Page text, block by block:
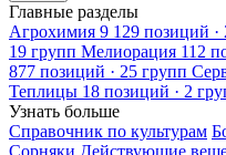
Главные разделы
Агрохимия 9 129 позиций
19 групп Мелиорация 112
877 позиций · 25 групп
Теплицы 18 позиций · 2
Узнать больше
Справочник по культурам
Сорняки Действующие